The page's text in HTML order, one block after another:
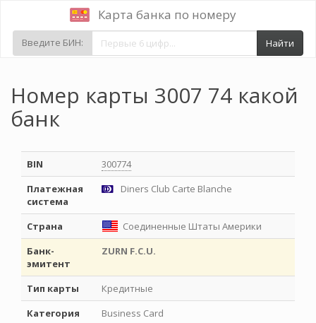
Карта банка по номеру
Введите БИН: Найти
Номер карты 3007 74 какой
банк
BIN
300774
Платежная
система
Diners Club Carte Blanche
Страна
Соединенные Штаты Америки
Банк-
эмитент
ZURN F.C.U.
Тип карты
Кредитные
Категория
Business Card